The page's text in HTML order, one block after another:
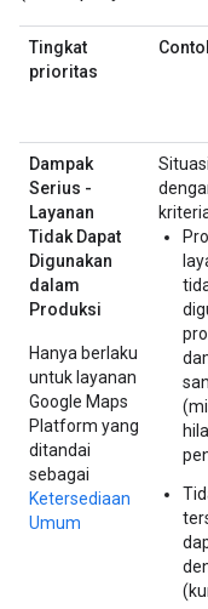
Tingkat
prioritas
Dampak
Serius -
Layanan
Tidak Dapat
Digunakan
dalam
Produksi
Hanya berlaku
untuk layanan
Google Maps
Platform yang
ditandai
sebagai
Ketersediaan
Umum